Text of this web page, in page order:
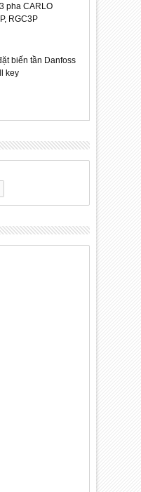
pha CARLO
RGC3P
biến tần Danfoss
key